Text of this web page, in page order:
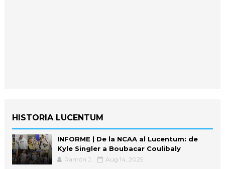
HISTORIA LUCENTUM
INFORME | De la NCAA al Lucentum: de
Kyle Singler a Boubacar Coulibaly
Ramón J. Aug 14, 2025